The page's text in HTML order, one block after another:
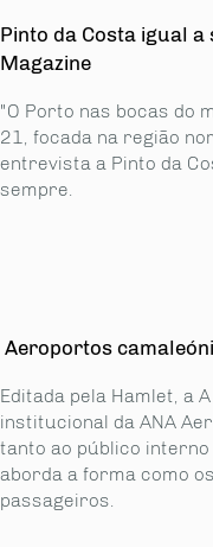
Pinto da Costa igual
Magazine
"O Porto nas bocas do
21, focada na região
entrevista a Pinto da
sempre.
Aeroportos
Editada pela Hamlet, a
institucional da ANA
tanto ao público interno
aborda a forma como
passageiros.